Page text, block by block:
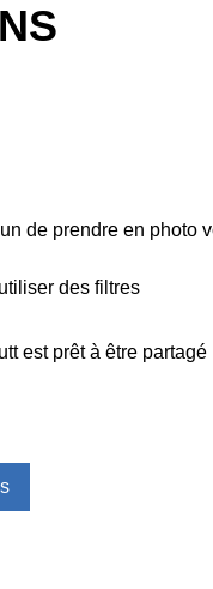
de prendre en photo
des filtres
est prêt à être partagé